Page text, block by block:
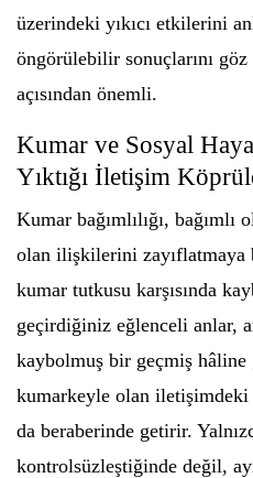
üzerindeki yıkıcı etkilerini
öngörülebilir sonuçlarını
açısından önemli.
Kumar ve Sosyal
Yıktığı İletişim
Kumar bağımlılığı,
olan ilişkilerini zayıflatmaya
kumar tutkusu karşısında
geçirdiğiniz eğlenceli anlar,
kaybolmuş bir geçmiş hâline
kumarkeyle olan iletişimdeki
da beraberinde getirir.
kontrolsüzleştiğinde değil,